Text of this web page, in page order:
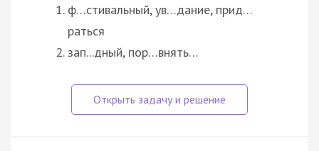
ф…стивальный, ув…дание, прид…
раться
зап...дный, пор…внять…